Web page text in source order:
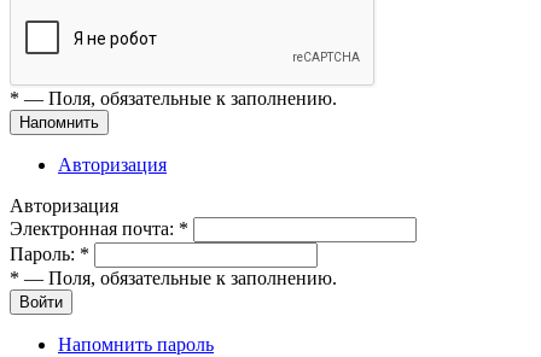
* — Поля, обязательные к заполнению.
Напомнить
Авторизация
Авторизация
Электронная почта: *
Пароль: *
* — Поля, обязательные к заполнению.
Войти
Напомнить пароль